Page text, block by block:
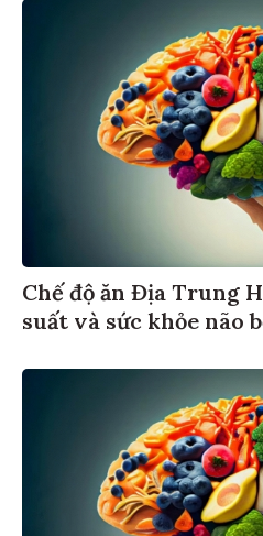
Chế độ ăn Địa Trung
suất và sức khỏe não